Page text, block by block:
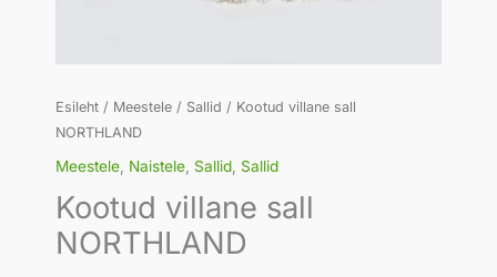
Esileht / Meestele / Sallid / Kootud villane sall
NORTHLAND
Meestele Naistele Sallid Sallid
Kootud villane sall
NORTHLAND